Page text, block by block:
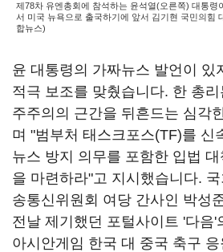
제78차 유엔총회에 참석하는 윤석열(오른쪽) 대통령
서 미국 뉴욕으로 출국하기에 앞서 김기현 국민의힘
합뉴스)
윤 대통령의 가짜뉴스 발언이 있
적극 보조를 맞췄습니다. 한 총
주주의의 근간을 뒤흔드는 심각
며 "범부처 태스크포스(TF)를 신
뉴스 방지 의무를 포함한 입법
을 마련하라"고 지시했습니다.
송통신위원회 여당 간사인 박성
전날 제기했던 포털사이트 '다음'
아시안게임 한국 대 중국 축구